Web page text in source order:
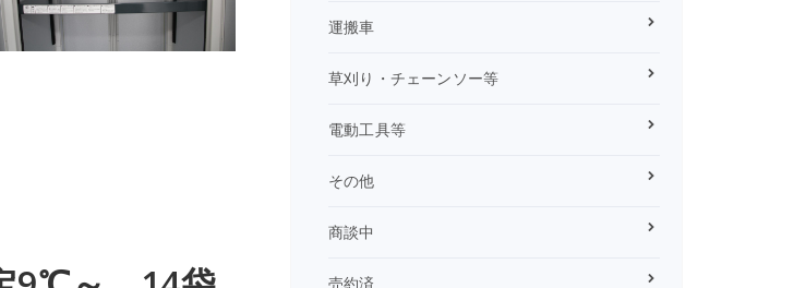
運搬車
草刈り・チェーンソー等
電動工具等
その他
商談中
売約済